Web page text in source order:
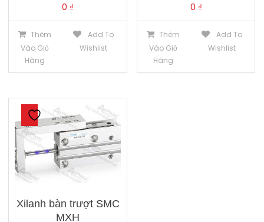
0 ₫
Thêm
Vào Giỏ
Hàng
Add To
Wishlist
0 ₫
Thêm
Vào Giỏ
Hàng
Add To
Wishlist
Xilanh bàn trượt SMC
MXH